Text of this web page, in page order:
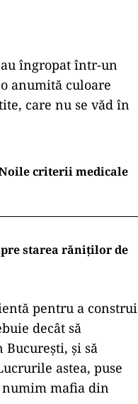
îngropat într-un
anumită culoare
care nu se văd în
criterii medicale
starea răniților de
pentru a construi
decât să
și să
astea, puse
numim mafia din